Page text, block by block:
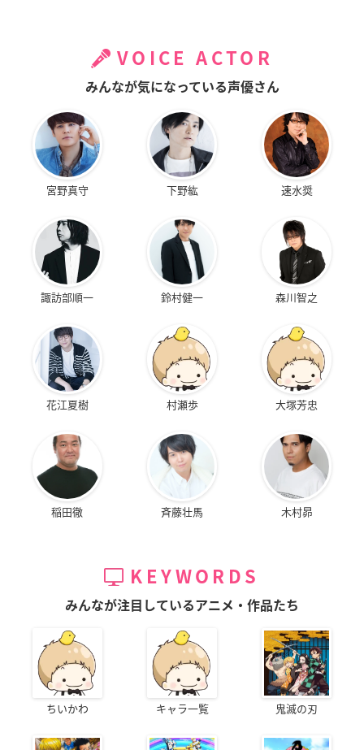
VOICE ACTOR
みんなが気になっている声優さん
宮野真守 下野紘 速水奨
諏訪部順一 鈴村健一 森川智之
花江夏樹 村瀬歩 大塚芳忠
稲田徹 斉藤壮馬 木村昴
KEYWORDS
みんなが注目しているアニメ・作品たち
ちいかわ キャラ一覧 鬼滅の刃